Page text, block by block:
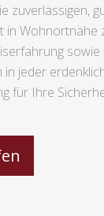
zuverlässigen,
in Wohnortnähe
in jeder
für Ihre